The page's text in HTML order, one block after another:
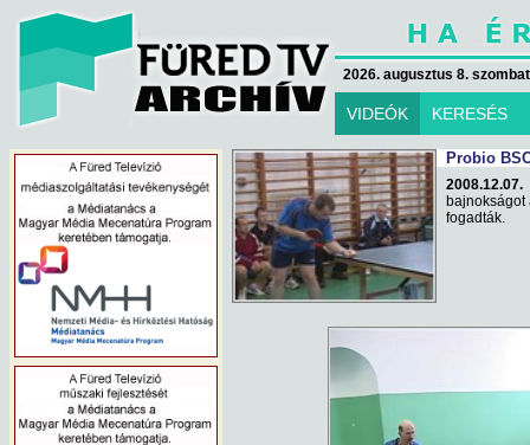
2026. augusztus 8.
VIDEÓK KERESÉS
Probio
2008.12.07.
bajnokságot
fogadták.